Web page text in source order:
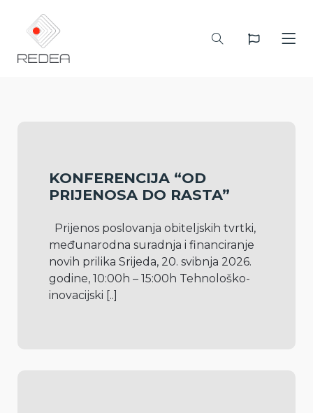
KONFERENCIJA “OD
PRIJENOSA DO RASTA”
Prijenos poslovanja obiteljskih tvrtki,
međunarodna suradnja i financiranje
novih prilika Srijeda, 20. svibnja 2026.
godine, 10:00h – 15:00h Tehnološko-
inovacijski [..]